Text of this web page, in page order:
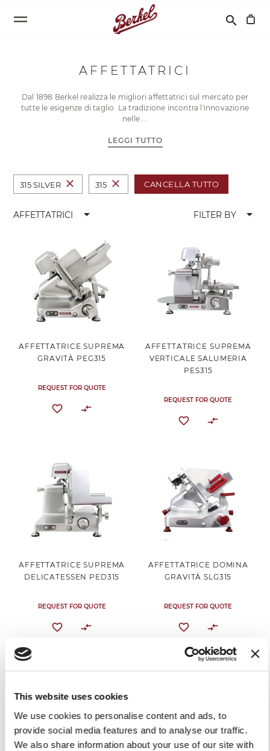
This website uses cookies
We use cookies to personalise content and ads, to
provide social media features and to analyse our traffic.
We also share information about your use of our site with
Cerca
search
AFFETTATRICI
Dal 1898 Berkel realizza le migliori affettatrici sul mercato per
tutte le esigenze di taglio. La tradizione incontra l'innovazione
nelle
LEGGI TUTTO
315 SILVER close 315 close CANCELLA TUTTO
AFFETTATRICI arrow_drop_down FILTER BY arrow_drop_down
AFFETTATRICE SUPREMA
GRAVITÀ PEG315
REQUEST FOR QUOTE
AFFETTATRICE SUPREMA
VERTICALE SALUMERIA
PES315
REQUEST FOR QUOTE
AFFETTATRICE SUPREMA
DELICATESSEN PED315
REQUEST FOR QUOTE
AFFETTATRICE DOMINA
GRAVITÀ SLG315
REQUEST FOR QUOTE